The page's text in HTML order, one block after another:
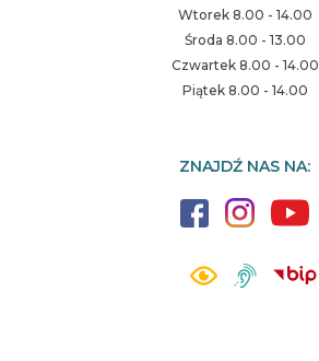
Wtorek 8.00 - 14.00
Środa 8.00 - 13.00
Czwartek 8.00 - 14.00
Piątek 8.00 - 14.00
ZNAJDŹ NAS NA: